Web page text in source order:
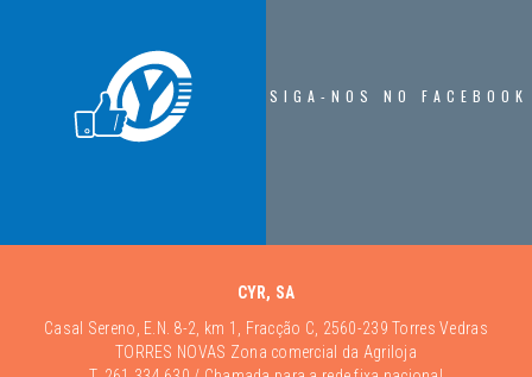
SIGA-NOS NO FACEBOOK
CYR, SA
Casal Sereno, E.N. 8-2, km 1, Fracção C, 2560-239 Torres Vedras
TORRES NOVAS Zona comercial da Agriloja